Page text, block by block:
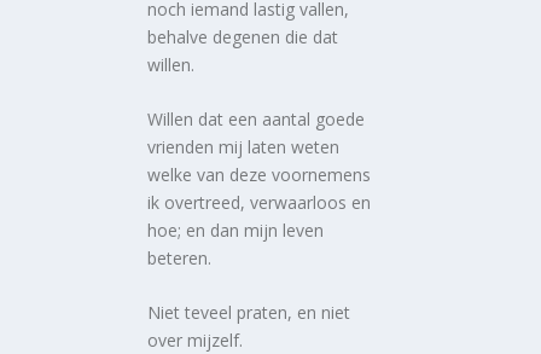
noch iemand lastig vallen,
behalve degenen die dat
willen.
Willen dat een aantal goede
vrienden mij laten weten
welke van deze voornemens
ik overtreed, verwaarloos en
hoe; en dan mijn leven
beteren.
Niet teveel praten, en niet
over mijzelf.